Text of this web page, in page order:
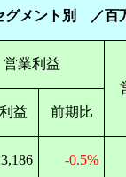
メント別 ／百
営業利益
益 前期比
-0.5%